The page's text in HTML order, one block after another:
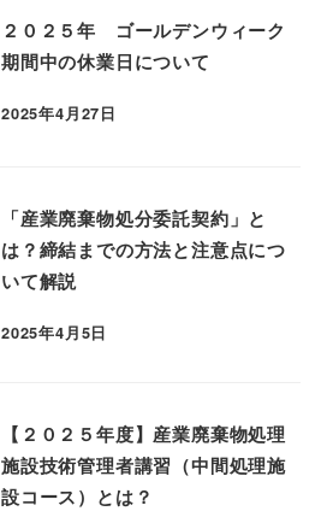
２０２５年 ゴールデンウィーク
期間中の休業日について
2025年4月27日
「産業廃棄物処分委託契約」と
は？締結までの方法と注意点につ
いて解説
2025年4月5日
【２０２５年度】産業廃棄物処理
施設技術管理者講習（中間処理施
設コース）とは？